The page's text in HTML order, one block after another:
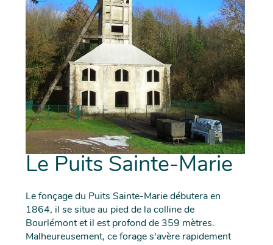
Le Puits Sainte-Marie
Le fonçage du Puits Sainte-Marie débutera en
1864, il se situe au pied de la colline de
Bourlémont et il est profond de 359 mètres.
Malheureusement, ce forage s'avère rapidement